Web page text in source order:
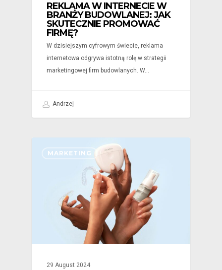
REKLAMA W INTERNECIE W
BRANŻY BUDOWLANEJ: JAK
SKUTECZNIE PROMOWAĆ
FIRMĘ?
W dzisiejszym cyfrowym świecie, reklama
internetowa odgrywa istotną rolę w strategii
marketingowej firm budowlanych. W…
Andrzej
MARKETING
29 August 2024